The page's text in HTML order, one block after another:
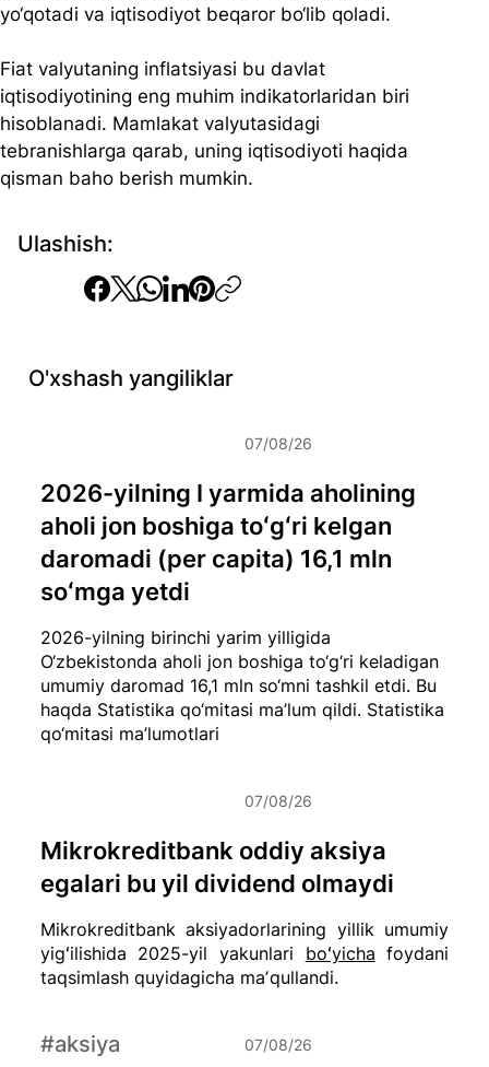
Ulashish:
yo‘qotadi va iqtisodiyot beqaror bo‘lib qoladi.
Fiat valyutaning inflatsiyasi bu davlat
iqtisodiyotining eng muhim indikatorlaridan biri
hisoblanadi. Mamlakat valyutasidagi
tebranishlarga qarab, uning iqtisodiyoti haqida
qisman baho berish mumkin.
O'xshash yangiliklar
2026-yilning birinchi yarim yilligida
O‘zbekistonda aholi jon boshiga to‘g‘ri keladigan
umumiy daromad 16,1 mln so‘mni tashkil etdi. Bu
haqda Statistika qo‘mitasi ma’lum qildi. Statistika
qo‘mitasi ma’lumotlari
2026-yilning I yarmida aholining
aholi jon boshiga toʻgʻri kelgan
daromadi (per capita) 16,1 mln
soʻmga yetdi
07/08/26
Mikrokreditbank aksiyadorlarining yillik umumiy
yigʻilishida 2025-yil yakunlari boʻyicha foydani
taqsimlash quyidagicha maʼqullandi.
Mikrokreditbank oddiy aksiya
egalari bu yil dividend olmaydi
07/08/26
#aksiya 07/08/26